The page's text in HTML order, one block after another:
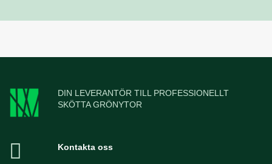
DIN LEVERANTÖR TILL PROFESSIONELLT
SKÖTTA GRÖNYTOR
Kontakta oss